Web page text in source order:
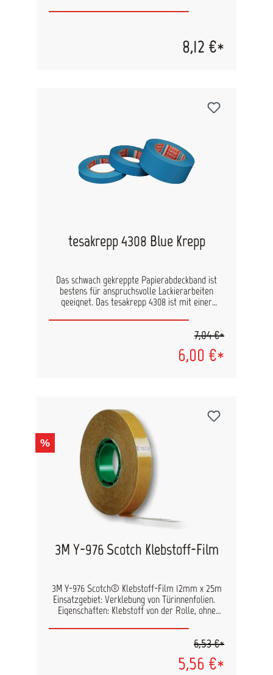
4434 zeichnet sich außerdem durch eine hohe
Nach der Anwendung lässt sich das Klebeband
problemlos entfernen. Hauptsächlich werden mit
Naturkautschuk Klebkraft auf Stahl 2,7 N/cm
Temperaturbeständigkeit 60 °C
Packungseinheiten: 15 mm: 20 Rollen/Stange, 120
Rollen/Karton 19 mm: 16 Rollen/Stange, 96
Rollen/Karton 50 mm: 6 Rollen/Stange, 36
Rollen/Karton
8,12 €*
tesakrepp 4308 Blue Krepp
Das schwach gekreppte Papierabdeckband ist
bestens für anspruchsvolle Lackierarbeiten
geeignet. Das tesakrepp 4308 ist mit einer
garantiert eine schnelle und hohe
Verklebungssicherheit auch auf Gummi, Glas und
Kunststoffprofilen. Durch den extrem flexiblen
Träger ist ein exaktes Verkleben auf langen
100°C temperaturbeständig und lässt sich auch
nach der Trocknung leicht abziehen. Das
Klebeband ist geeignet zum Abdecken bei
anspruchsvolle Lackierarbeiten in der
Fahrzeugreparatur mit anschließender
Trocknung bis 100°C (Lösemittel- und
Wasserlacke).
6,00 €*
7,04 €*
%
3M Y-976 Scotch Klebstoff-Film
3M Y-976 Scotch® Klebstoff-Film 12mm x 25m
Einsatzgebiet: Verklebung von Türinnenfolien.
Eigenschaften: Klebstoff von der Rolle, ohne
'-40°C bis +120°C' UV- und lösemittelfest
5,56 €*
6,53 €*